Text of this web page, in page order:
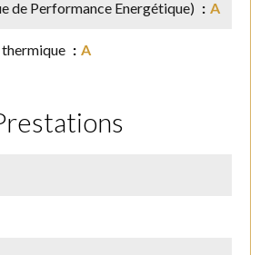
de Performance Energétique) A
A